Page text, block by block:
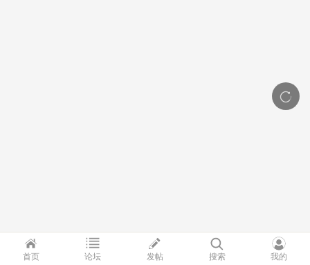
首页 论坛 发帖 搜索 我的